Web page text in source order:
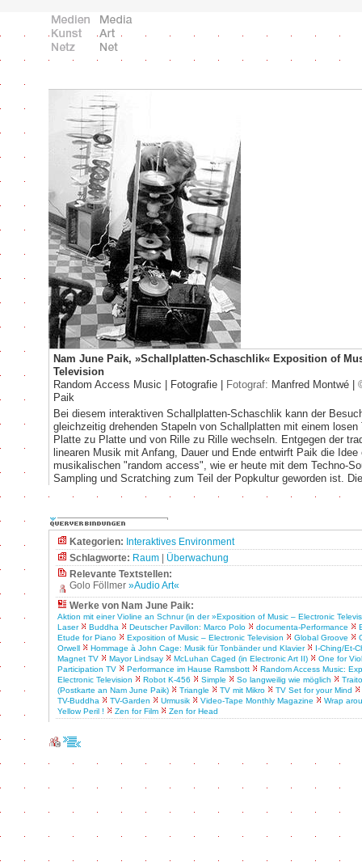
Nam June Paik, »Schallplatten-Schaschlik« Exposition of
Television
Random Access Music | Fotografie |
Fotograf: Manfred Montwé |
Paik
Bei diesem interaktiven Schallplatten-Schaschlik kann der
gleichzeitig drehenden Stapeln von Schallplatten mit einem losen
Platte zu Platte und von Rille zu Rille wechseln. Entgegen der
linearen Musik mit Anfang, Dauer und Ende entwirft Paik die Idee
musikalischen "random access", wie er heute mit dem Techno-
Sampling und Scratching zum Teil der Popkultur geworden ist.
Kategorien: Interaktives Environment
Schlagworte: Raum
Überwachung
Relevante Textstellen:
Golo Föllmer »Audio Art«
Werke von Nam June Paik:
Aktion mit einer Violine an Schnur (in der »Exposition of Music – Electronic
Laser
Buddha Deutscher Pavillon: Marco Polo documenta-Performance
Etude for Piano
Exposition of Music – Electronic Television Global Groove
Orwell
Hommage à John Cage: Musik für Tonbänder und Klavier
I-Ching/Et-
Magnet TV
Mayor Lindsay McLuhan Caged (in Electronic Art II)
One for
Participation TV
Performance im Hause Ramsbott
Random Access Music:
Electronic Television
Robot K-456 Simple So langweilig wie möglich
(Postkarte an Nam June Paik)
Triangle TV mit Mikro
TV Set for your Mind
TV-Buddha
TV-Garden Urmusik Video-Tape Monthly Magazine
Wrap
Yellow Peril !
Zen for Film Zen for Head